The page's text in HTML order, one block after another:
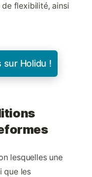
de flexibilité, ainsi
sur Holidu !
lesquelles une
que les